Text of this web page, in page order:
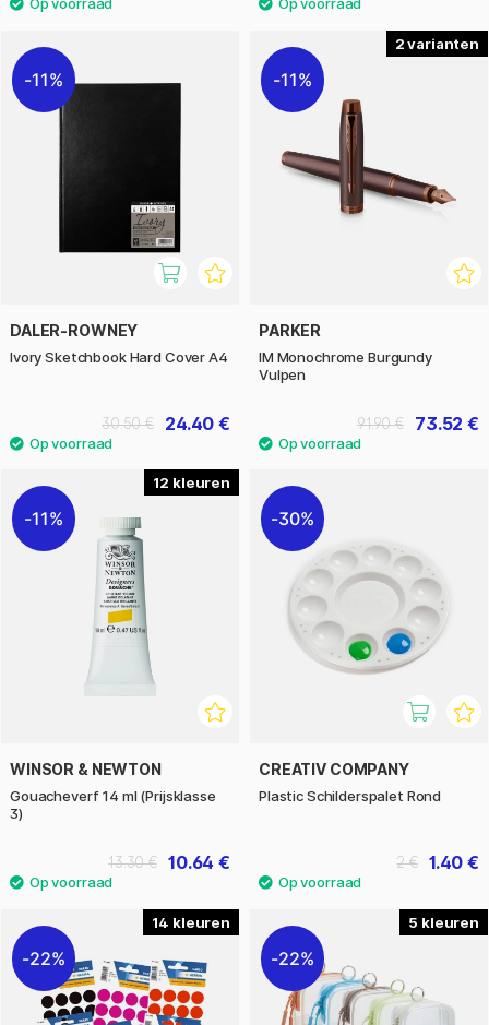
11%
DALER-ROWNEY
Ivory Sketchbook Hard Cover A4
24.40 €
30.50 €
2
11%
PARKER
IM Monochrome Burgundy
Vulpen
73.52 €
91.90 €
12
11%
WINSOR & NEWTON
Gouacheverf 14 ml (Prijsklasse
3)
10.64 €
13.30 €
30%
CREATIV COMPANY
Plastic Schilderspalet Rond
1.40 €
2 €
14
22%
5
22%